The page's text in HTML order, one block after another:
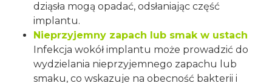
dziąsła mogą opadać, odsłaniając część
implantu.
Nieprzyjemny zapach lub smak w ustach
Infekcja wokół implantu może prowadzić do
wydzielania nieprzyjemnego zapachu lub
smaku, co wskazuje na obecność bakterii i